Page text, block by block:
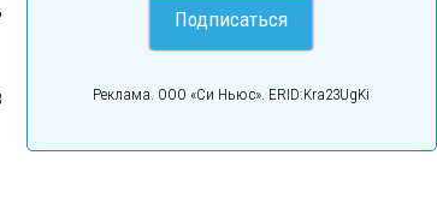
Подписаться
Реклама. ООО «Си Ньюс». ERID:Kra23UgKi